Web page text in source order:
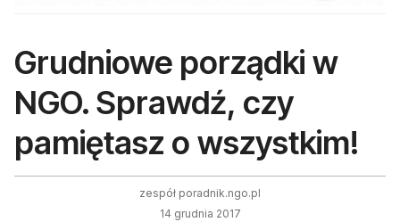
Grudniowe porządki w
NGO. Sprawdź, czy
pamiętasz o wszystkim!
zespół poradnik.ngo.pl
14 grudnia 2017